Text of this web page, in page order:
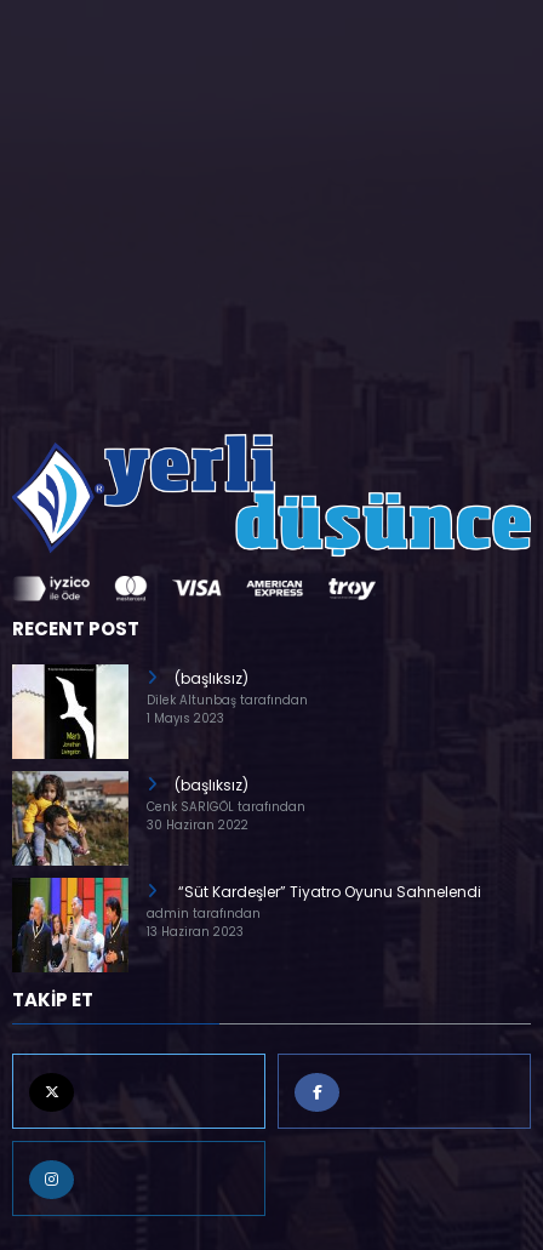
RECENT POST
(başlıksız)
Dilek Altunbaş tarafından
1 Mayıs 2023
(başlıksız)
Cenk SARIGÖL tarafından
30 Haziran 2022
“Süt Kardeşler” Tiyatro Oyunu Sahnelendi
admin tarafından
13 Haziran 2023
TAKİP ET